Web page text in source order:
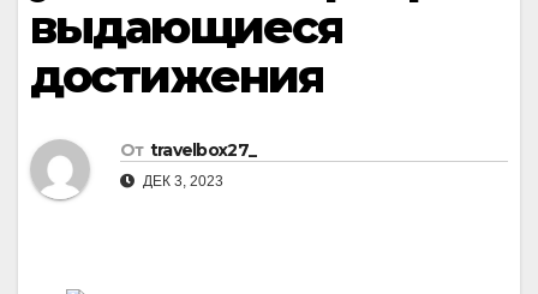
выдающиеся
достижения
От travelbox27_
ДЕК 3, 2023